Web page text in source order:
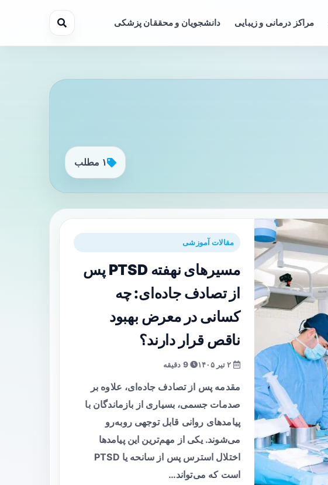
مراکز درمانی و زیبایی دانشجویان و محققان پزشکی
۱ مطلب
مقالات آموزشی
مسیرهای نهفته PTSD پس
از تصادف جاده‌ای: چه
کسانی در معرض بهبود
ناقص قرار دارند؟
9 دقیقه
مقدمه پس از تصادف جاده‌ای، علاوه بر
صدمات جسمی، بسیاری از بازماندگان با
پیامدهای روانی قابل توجهی روبه‌رو
می‌شوند. یکی از مهم‌ترین این پیامدها
اختلال استرس پس از سانحه یا PTSD
است که می‌تواند…